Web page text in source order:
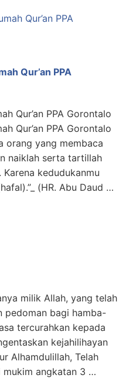
Qur’an PPA
Qur’an PPA Gorontalo
Qur’an PPA Gorontalo
naiklah serta tartillah
kedudukanmu
(HR. Abu Daud …
milik Allah, yang telah
pedoman bagi hamba-
tercurahkan kepada
kejahilihayan
Alhamdulillah, Telah
mukim angkatan 3 …